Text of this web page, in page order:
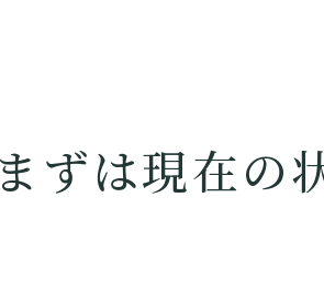
ずは現在の